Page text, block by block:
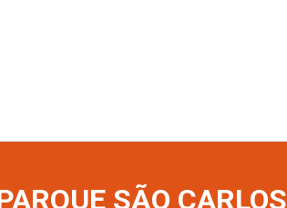
SÃO CARLOS